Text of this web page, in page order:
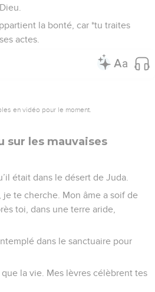
la bonté, car *tu traites
actes.
en vidéo pour le moment.
sur les mauvaises
était dans le désert de Juda.
je te cherche. Mon âme a soif de
toi, dans une terre aride,
dans le sanctuaire pour
la vie. Mes lèvres célèbrent tes